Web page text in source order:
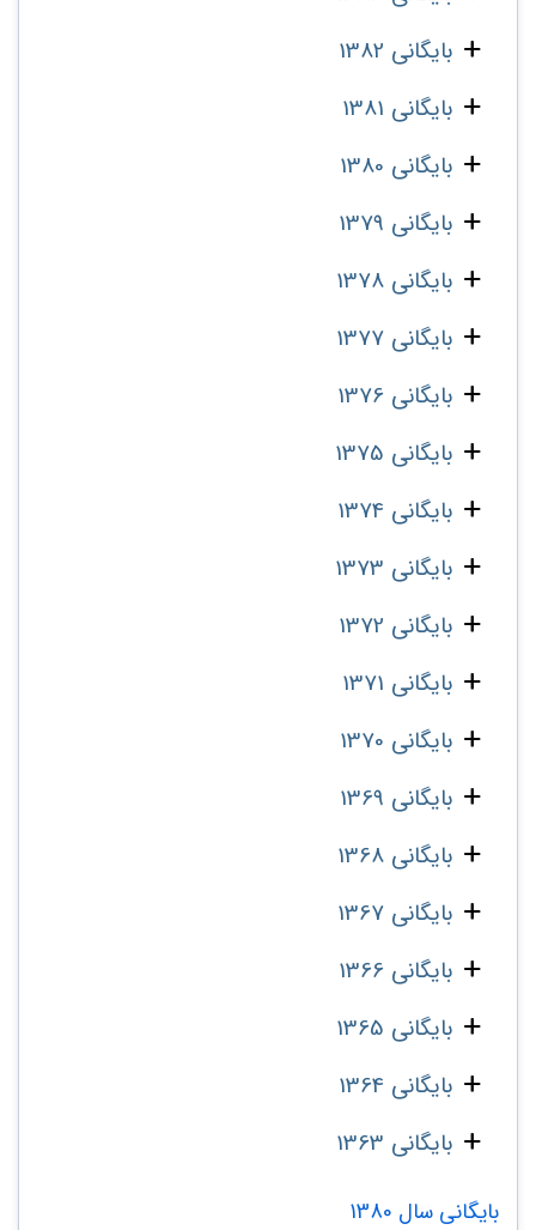
بایگانی 1382
بایگانی 1381
بایگانی 1380
بایگانی 1379
بایگانی 1378
بایگانی 1377
بایگانی 1376
بایگانی 1375
بایگانی 1374
بایگانی 1373
بایگانی 1372
بایگانی 1371
بایگانی 1370
بایگانی 1369
بایگانی 1368
بایگانی 1367
بایگانی 1366
بایگانی 1365
بایگانی 1364
بایگانی 1363
بایگانی سال 1380